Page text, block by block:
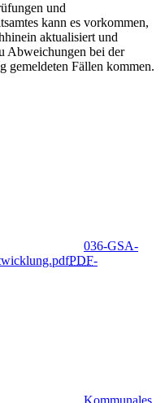
und
kann es vorkommen,
aktualisiert und
Abweichungen bei der
gemeldeten Fällen kommen.
036-GSA-
PDF-
Kommunales